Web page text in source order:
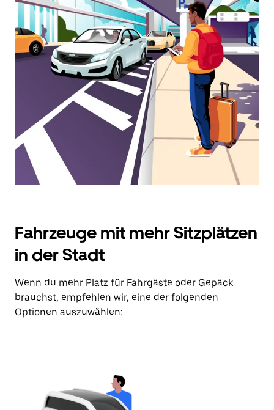
interagieren
und
ein
Datum
auszuwählen.
den
Kalender
zu
schließen.
Fahrzeuge mit mehr Sitzplätzen
in der Stadt
Wenn du mehr Platz für Fahrgäste oder Gepäck
brauchst, empfehlen wir, eine der folgenden
Optionen auszuwählen: